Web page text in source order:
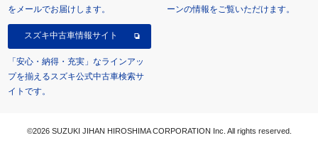
をメールでお届けします。
ーンの情報をご覧いただけます。
スズキ中古車情報サイト
「安心・納得・充実」なラインアッ
プを揃えるスズキ公式中古車検索サ
イトです。
©2026 SUZUKI JIHAN HIROSHIMA CORPORATION Inc. All rights reserved.